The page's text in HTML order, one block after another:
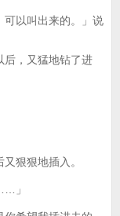
以叫出来的。」说
后，又猛地钻了进
狠狠地插入。
」